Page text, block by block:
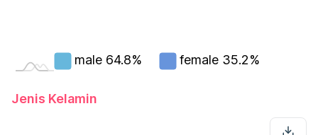
male 64.8% female 35.2%
Jenis Kelamin